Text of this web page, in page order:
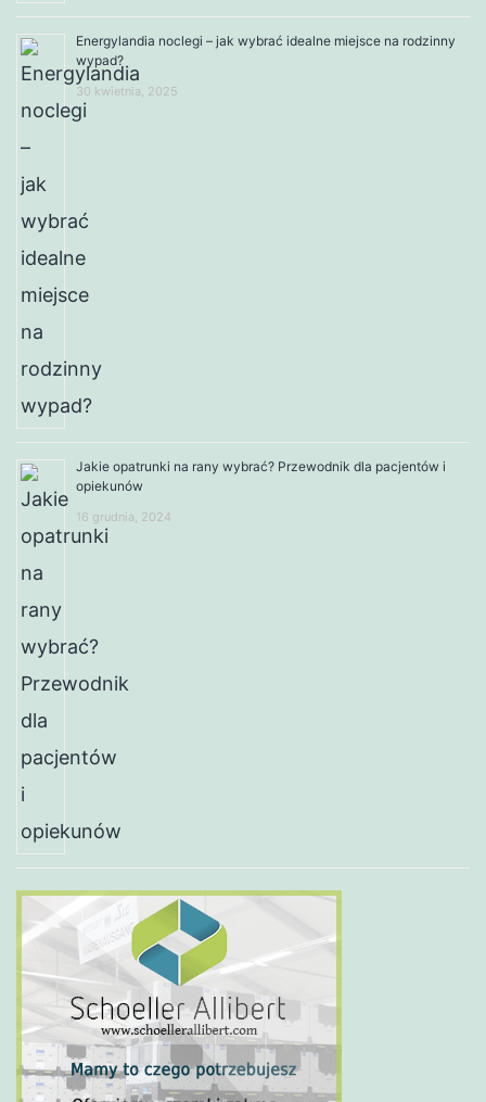
Energylandia noclegi – jak wybrać idealne miejsce na rodzinny
wypad?
30 kwietnia, 2025
Jakie opatrunki na rany wybrać? Przewodnik dla pacjentów i
opiekunów
16 grudnia, 2024